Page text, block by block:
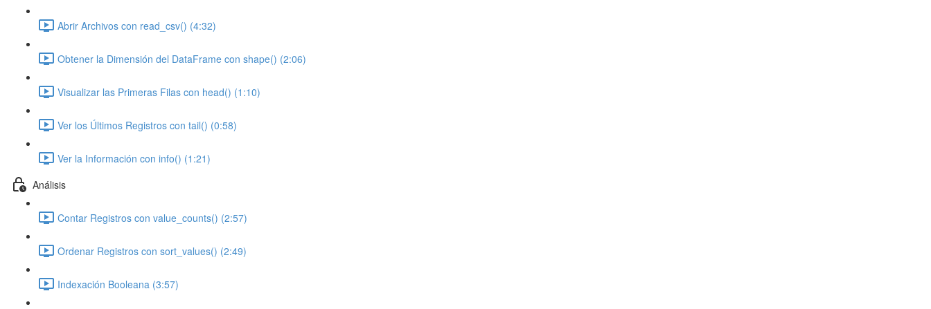
Abrir Archivos con read_csv() (4:32)
Obtener la Dimensión del DataFrame con shape() (2:06)
Visualizar las Primeras Filas con head() (1:10)
Ver los Últimos Registros con tail() (0:58)
Ver la Información con info() (1:21)
Análisis
Contar Registros con value_counts() (2:57)
Ordenar Registros con sort_values() (2:49)
Indexación Booleana (3:57)